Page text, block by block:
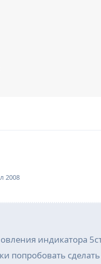
2008
индикатора
попробовать сделать